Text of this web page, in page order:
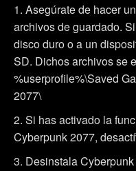
Asegúrate de hacer
archivos de guardado.
disco duro o a un
SD. Dichos archivos se
%userprofile%\Saved
2077\
Si has activado la
Cyberpunk 2077,
Desinstala